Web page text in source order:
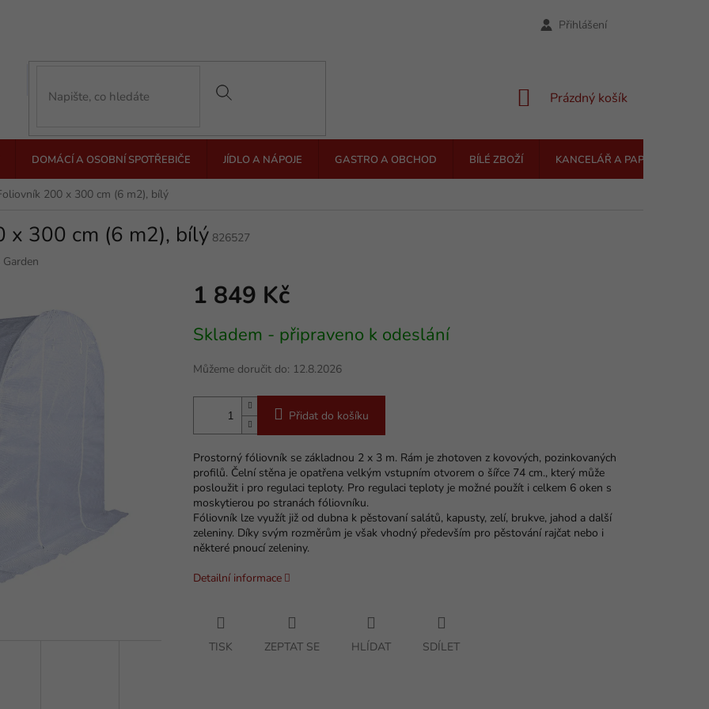
Přihlášení
NÁKUPNÍ
Prázdný košík
DOMÁCÍ A OSOBNÍ SPOTŘEBIČE JÍDLO A NÁPOJE GASTRO A OBCHOD BÍLÉ ZBOŽÍ KANCELÁŘ A PAPÍRNICTVÍ
200 x 300 cm (6 m2), bílý
x 300 cm (6 m2), bílý 826527
1 849 Kč
cena:
Skladem - připraveno k odeslání
Můžeme doručit do: 12.8.2026
Přidat do košíku
Prostorný fóliovník se základnou 2 x 3 m. Rám je zhotoven z kovových, pozinkovaných
profilů. Čelní stěna je opatřena velkým vstupním otvorem o šířce 74 cm., který může
posloužit i pro regulaci teploty. Pro regulaci teploty je možné použít i celkem 6 oken s
moskytierou po stranách fóliovníku.
Fóliovník lze využít již od dubna k pěstovaní salátů, kapusty, zelí, brukve, jahod a další
zeleniny. Díky svým rozměrům je však vhodný především pro pěstování rajčat nebo i
některé pnoucí zeleniny.
Detailní informace
TISK ZEPTAT SE HLÍDAT SDÍLET